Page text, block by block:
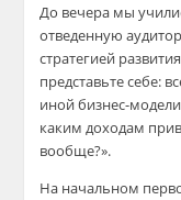
До вечера мы
отведенную
стратегией
представьте себе:
инойбизнес-модели
каким доходам
вообще?».
На начальном